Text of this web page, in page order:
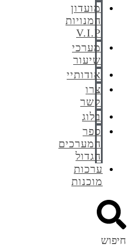
מועדון
המנויות
V.I.P
מערכי
שיעור
אודותיי
צרו
קשר
בלוג
ספר
המערכים
הגדול
ערכות
מוכנות
חיפוש